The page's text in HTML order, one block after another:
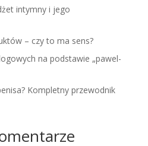
intymny i jego
– czy to ma sens?
na podstawie „pawel-
Kompletny przewodnik